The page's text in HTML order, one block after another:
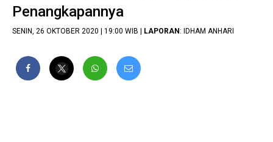
Penangkapannya
SENIN, 26 OKTOBER 2020 | 19:00 WIB | LAPORAN: IDHAM ANHARI